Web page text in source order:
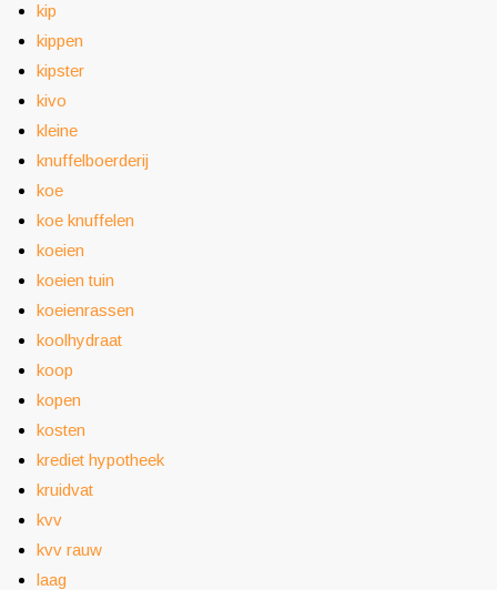
kip
kippen
kipster
kivo
kleine
knuffelboerderij
koe
koe knuffelen
koeien
koeien tuin
koeienrassen
koolhydraat
koop
kopen
kosten
krediet hypotheek
kruidvat
kvv
kvv rauw
laag